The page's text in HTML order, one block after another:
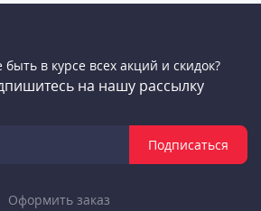
быть в курсе всех акций и скидок?
на нашу рассылку
Подписаться
Оформить заказ